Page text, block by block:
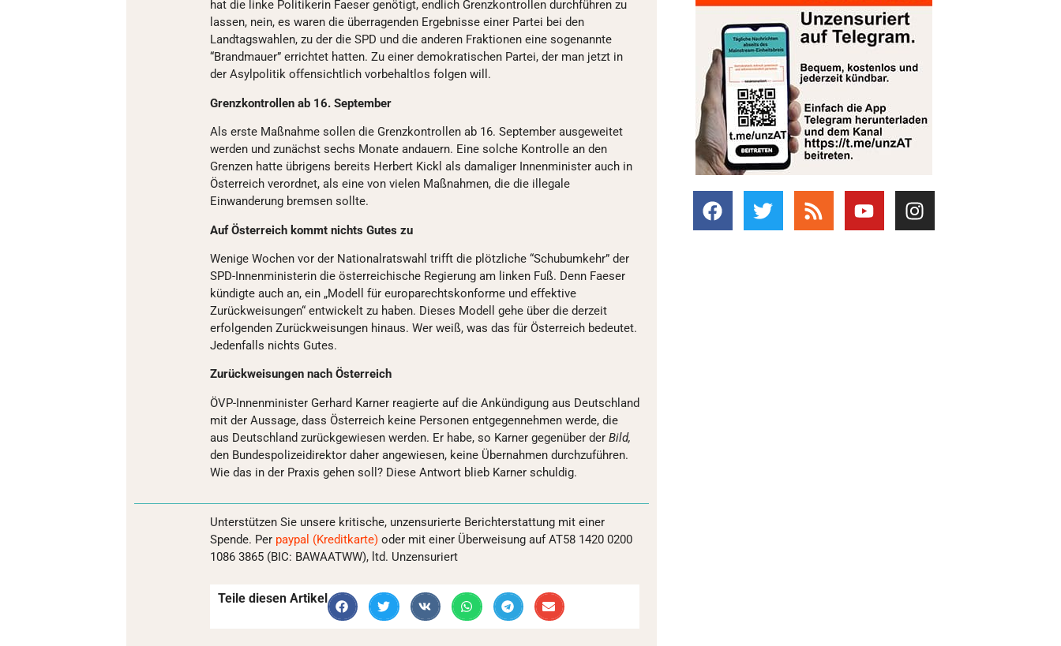
hat die linke Politikerin Faeser genötigt, endlich Grenzkontrollen durchführen zu
lassen, nein, es waren die überragenden Ergebnisse einer Partei bei den
Landtagswahlen, zu der die SPD und die anderen Fraktionen eine sogenannte
“Brandmauer” errichtet hatten. Zu einer demokratischen Partei, der man jetzt in
der Asylpolitik offensichtlich vorbehaltlos folgen will.
Grenzkontrollen ab 16. September
Als erste Maßnahme sollen die Grenzkontrollen ab 16. September ausgeweitet
werden und zunächst sechs Monate andauern. Eine solche Kontrolle an den
Grenzen hatte übrigens bereits Herbert Kickl als damaliger Innenminister auch in
Österreich verordnet, als eine von vielen Maßnahmen, die die illegale
Einwanderung bremsen sollte.
Auf Österreich kommt nichts Gutes zu
Wenige Wochen vor der Nationalratswahl trifft die plötzliche “Schubumkehr” der
SPD-Innenministerin die österreichische Regierung am linken Fuß. Denn Faeser
kündigte auch an, ein „Modell für europarechtskonforme und effektive
Zurückweisungen“ entwickelt zu haben. Dieses Modell gehe über die derzeit
erfolgenden Zurückweisungen hinaus. Wer weiß, was das für Österreich bedeutet.
Jedenfalls nichts Gutes.
Zurückweisungen nach Österreich
ÖVP-Innenminister Gerhard Karner reagierte auf die Ankündigung aus Deutschland
mit der Aussage, dass Österreich keine Personen entgegennehmen werde, die
aus Deutschland zurückgewiesen werden. Er habe, so Karner gegenüber der Bild,
den Bundespolizeidirektor daher angewiesen, keine Übernahmen durchzuführen.
Wie das in der Praxis gehen soll? Diese Antwort blieb Karner schuldig.
Unterstützen Sie unsere kritische, unzensurierte Berichterstattung mit einer
Spende. Per paypal (Kreditkarte) oder mit einer Überweisung auf AT58 1420 0200
1086 3865 (BIC: BAWAATWW), ltd. Unzensuriert
Teile diesen Artikel